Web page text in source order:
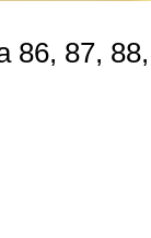
86, 87, 88,